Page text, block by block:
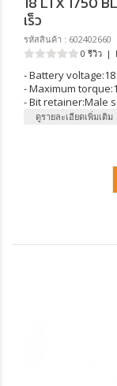
เร็ว
รหัสสินค้า : 602402660
0 รีวิว |
- Battery voltage:18
- Maximum
- Bit retainer:Male
ดูรายละเอียดเพิ่มเติม